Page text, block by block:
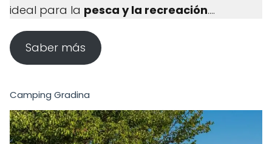
ideal para la pesca y la recreación....
Saber más
Camping Gradina